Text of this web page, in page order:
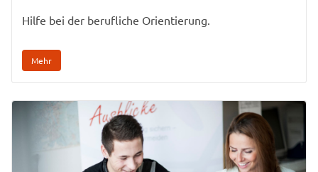
Hilfe bei der berufliche Orientierung.
Mehr